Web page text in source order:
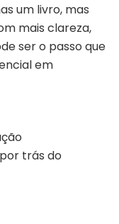
um livro, mas
mais clareza,
ser o passo que
em
trás do